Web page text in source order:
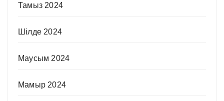
Тамыз 2024
Шілде 2024
Маусым 2024
Мамыр 2024